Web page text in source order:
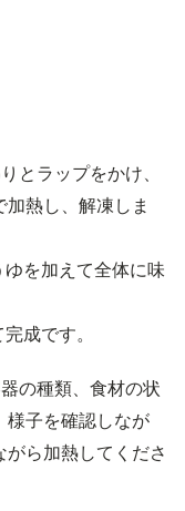
とラップをかけ、
熱し、解凍しま
を加えて全体に味
成です。
の種類、食材の状
様子を確認しなが
ら加熱してくださ